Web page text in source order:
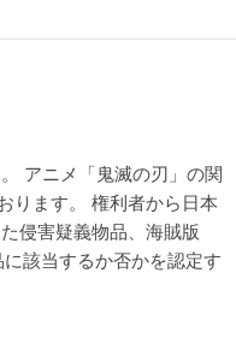
アニメ「鬼滅の刃」の関
ります。 権利者から日本
侵害疑義物品、海賊版
該当するか否かを認定す